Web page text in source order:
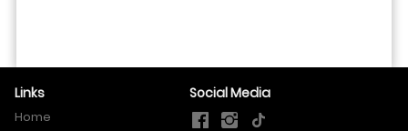
Links
Home
Social Media